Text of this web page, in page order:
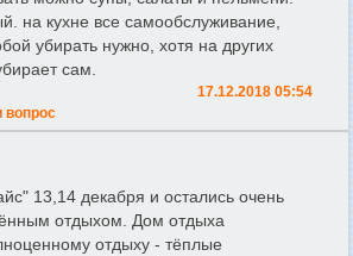
на кухне все самообслуживание,
убирать нужно, хотя на других
сам.
17.12.2018 05:54
вопрос
13,14 декабря и остались очень
отдыхом. Дом отдыха
отдыху - тёплые